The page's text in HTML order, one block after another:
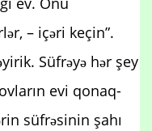
– içəri keçin”.
Süfrəyə hər şey
evi qonaq-
süfrəsinin şahı